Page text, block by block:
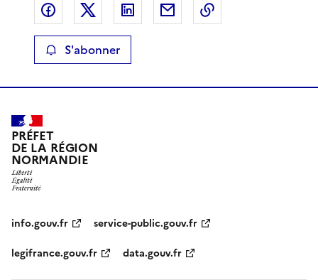
Partager sur Facebook
Partager sur XPartager sur LinkedIn
Partager par email
S'abonner
PRÉFET
DE LA RÉGION
NORMANDIE
info.gouv.fr
service-public.gouv.fr
legifrance.gouv.fr
data.gouv.fr